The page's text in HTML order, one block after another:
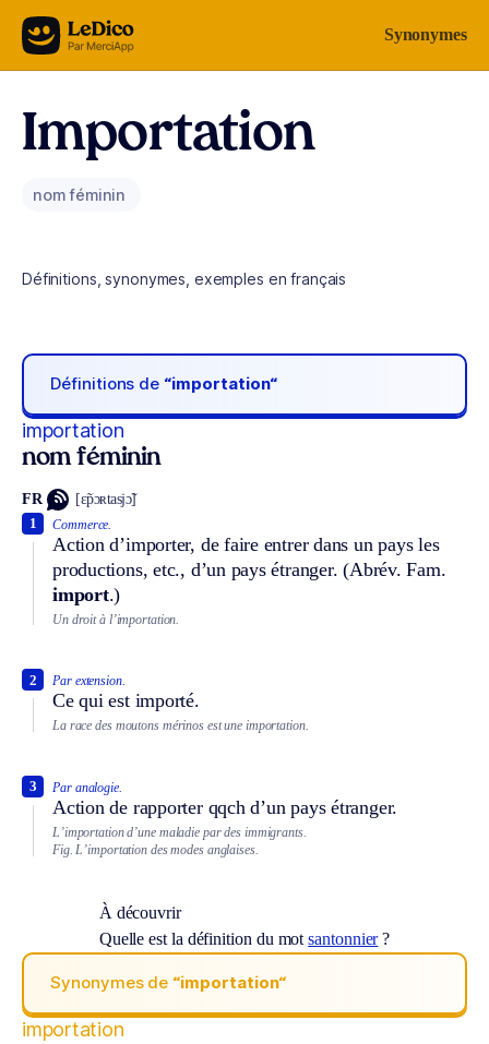
Aller au contenu Synonymes
Importation
nom féminin
Définitions, synonymes, exemples en français
Définitions de “importation“
importation
nom féminin
FR [ɛ̃pɔʀtasjɔ̃]
Commerce.
Action d’importer, de faire entrer dans un pays les
productions, etc., d’un pays étranger. (Abrév. Fam.
import.)
1
Un droit à l’importation.
Par extension.
Ce qui est importé.
2
La race des moutons mérinos est une importation.
Par analogie.
Action de rapporter qqch d’un pays étranger.
3
L’importation d’une maladie par des immigrants.
Fig. L’importation des modes anglaises.
À découvrir
Quelle est la définition du motsantonnier?
Synonymes de “importation“
importation